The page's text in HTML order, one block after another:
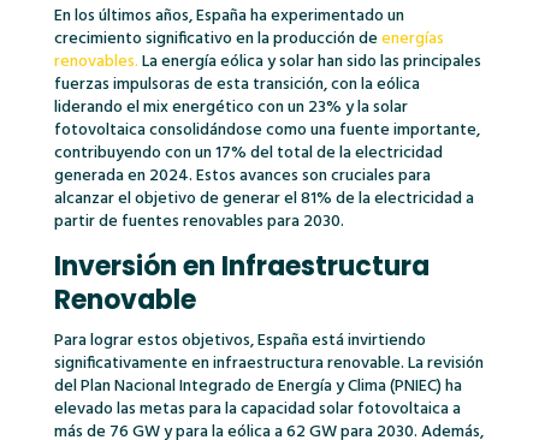
En los últimos años, España ha experimentado un
crecimiento significativo en la producción deenergías
renovables.La energía eólica y solar han sido las principales
fuerzas impulsoras de esta transición, con la eólica
liderando el mix energético con un 23% y la solar
fotovoltaica consolidándose como una fuente importante,
contribuyendo con un 17% del total de la electricidad
generada en 2024. Estos avances son cruciales para
alcanzar el objetivo de generar el 81% de la electricidad a
partir de fuentes renovables para 2030.
Inversión en Infraestructura
Renovable
Para lograr estos objetivos, España está invirtiendo
significativamente en infraestructura renovable. La revisión
del Plan Nacional Integrado de Energía y Clima (PNIEC) ha
elevado las metas para la capacidad solar fotovoltaica a
más de 76 GW y para la eólica a 62 GW para 2030. Además,